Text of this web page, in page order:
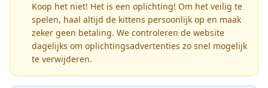
Koop het niet! Het is een oplichting! Om het veilig te
spelen, haal altijd de kittens persoonlijk op en maak
zeker geen betaling. We controleren de website
dagelijks om oplichtingsadvertenties zo snel mogelijk
te verwijderen.